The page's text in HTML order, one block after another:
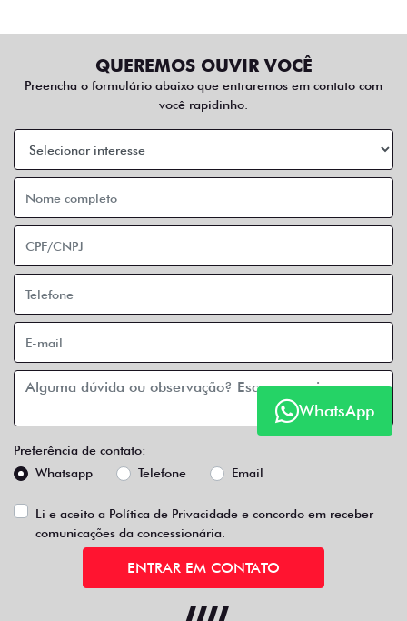
QUEREMOS OUVIR VOCÊ
Preencha o formulário abaixo que entraremos em contato com
você rapidinho.
Preferência de contato:
Whatsapp
Telefone Email
Li e aceito a Política de Privacidade e concordo em receber
comunicações da concessionária.
ENTRAR EM CONTATO
WhatsApp